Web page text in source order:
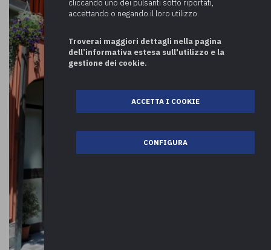
cliccando uno dei pulsanti sotto riportati,
accettando o negando il loro utilizzo.
Troverai maggiori dettagli nella pagina
dell’informativa estesa sull'utilizzo e la
gestione dei cookie.
ACCETTA I COOKIE
CONFIGURA